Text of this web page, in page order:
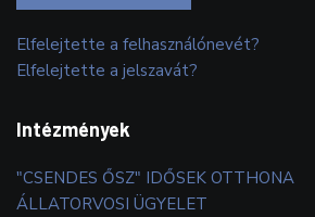
Elfelejtette a felhasználónevét?
Elfelejtette a jelszavát?
Intézmények
"CSENDES ŐSZ" IDŐSEK OTTHONA
ÁLLATORVOSI ÜGYELET